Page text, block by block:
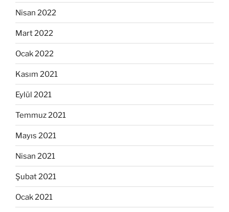
Nisan 2022
Mart 2022
Ocak 2022
Kasım 2021
Eylül 2021
Temmuz 2021
Mayıs 2021
Nisan 2021
Şubat 2021
Ocak 2021